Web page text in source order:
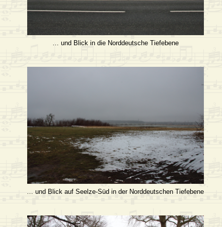
… und Blick in die Norddeutsche Tiefebene
… und Blick auf Seelze-Süd in der Norddeutschen Tiefebene